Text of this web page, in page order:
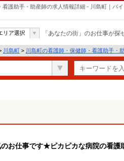
護助手・助産師の求人情報詳細 - 川島町｜バ
リア選択 「あなたの街」のお仕事が探
川島町 > 川島町の看護師・保健師・看護助手・
のお仕事です★ピカピカな病院の看護